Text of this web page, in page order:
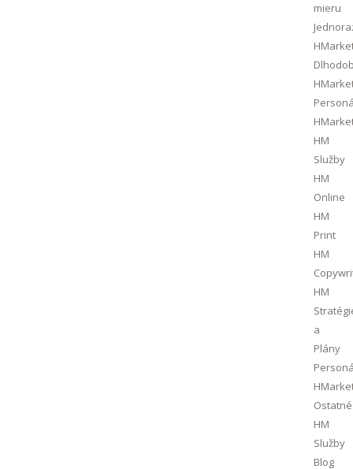
mieru
HM
Služby
HM
Online
HM
Print
HM
HM
a
Plány
Ostatné
HM
Služby
Blog